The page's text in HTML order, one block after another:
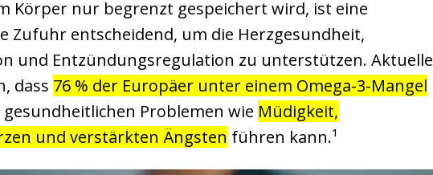
Körper nur begrenzt gespeichert wird, ist eine
Zufuhr entscheidend, um die Herzgesundheit,
und Entzündungsregulation zu unterstützen. Aktuelle
dass 76 % der Europäer unter einem Omega-3-Mangel
gesundheitlichen Problemen wie Müdigkeit,
und verstärkten Ängsten führen kann.¹